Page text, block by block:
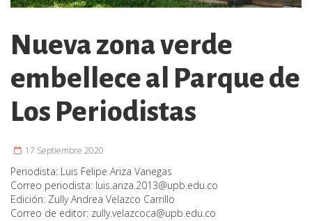
Nueva zona verde
embellece al Parque de
Los Periodistas
17 Septiembre 2020
Periodista: Luis Felipe Ariza Vanegas
Correo periodista: luis.ariza.2013@upb.edu.co
Edición: Zully Andrea Velazco Carrillo
Correo de editor: zully.velazcoca@upb.edu.co